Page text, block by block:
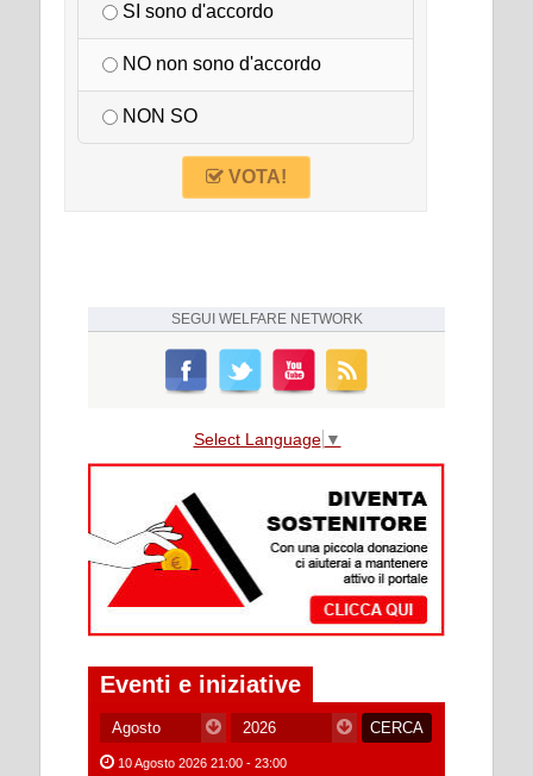
SI sono d'accordo
NO non sono d'accordo
NON SO
VOTA!
SEGUI WELFARE NETWORK
Select Language ▼
Eventi e iniziative
10 Agosto 2026 21:00 - 23:00